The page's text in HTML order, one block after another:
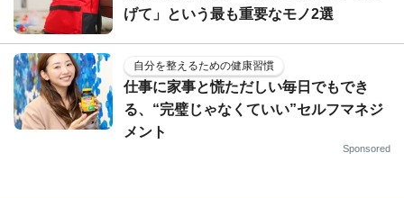
げて」という最も重要なモノ2選
自分を整えるための健康習慣
仕事に家事と慌ただしい毎日でもでき
る、“完璧じゃなくていい”セルフマネジ
メント
Sponsored